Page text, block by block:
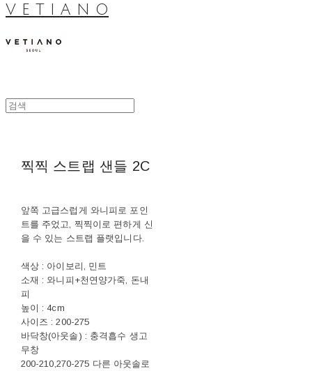
V E T I A N O
찍찍 스트랩 샌들 2C
앞쪽 고급스럽게 와니피로 포인
트를 주었고, 찍찍이로 편하게 신
을 수 있는 스트랩 플랫입니다.
색상 : 아이보리, 민트
소재 : 와니피+천연양가죽, 돈내
피
높이 : 4cm
사이즈 : 200-275
바닥창(아웃솔) : 충격흡수 생고
무창
200-210,270-275 다른 아웃솔로